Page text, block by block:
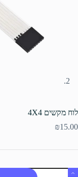
לוח מקשים 4X4
₪15.00
כמות